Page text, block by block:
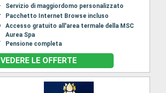
Servizio di maggiordomo personalizzato
Pacchetto Internet Browse incluso
Accesso gratuito all'area termale della MSC
Aurea Spa
Pensione completa
VEDERE LE OFFERTE